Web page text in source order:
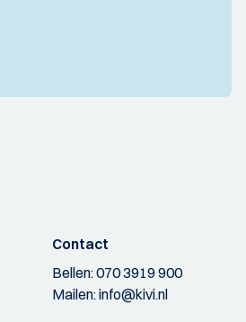
Contact
Bellen:070 3919 900
Mailen:info@kivi.nl